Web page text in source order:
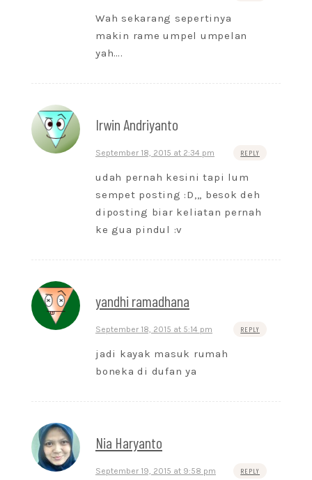
Wah sekarang sepertinya
makin rame umpel umpelan
yah….
Irwin Andriyanto
September 18, 2015 at 2:34 pm REPLY
udah pernah kesini tapi lum
sempet posting :D,,, besok deh
diposting biar keliatan pernah
ke gua pindul :v
yandhi ramadhana
September 18, 2015 at 5:14 pm REPLY
jadi kayak masuk rumah
boneka di dufan ya
Nia Haryanto
September 19, 2015 at 9:58 pm REPLY